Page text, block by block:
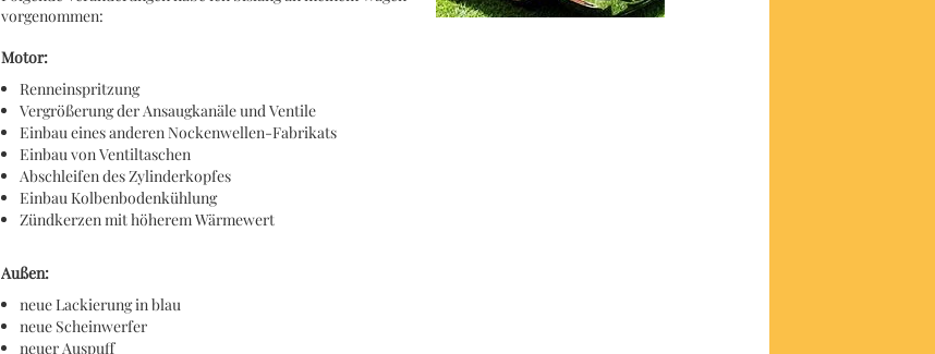
vorgenommen:
Motor:
Renneinspritzung
Vergrößerung der Ansaugkanäle und Ventile
Einbau eines anderen Nockenwellen-Fabrikats
Einbau von Ventiltaschen
Abschleifen des Zylinderkopfes
Einbau Kolbenbodenkühlung
Zündkerzen mit höherem Wärmewert
Außen:
neue Lackierung in blau
neue Scheinwerfer
neuer Auspuff